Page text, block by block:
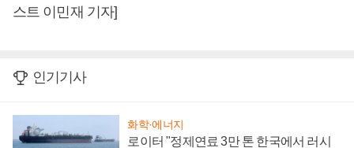
스트 이민재 기자]
인기기사
화학·에너지
로이터 "정제연료 3만 톤 한국에서 러시